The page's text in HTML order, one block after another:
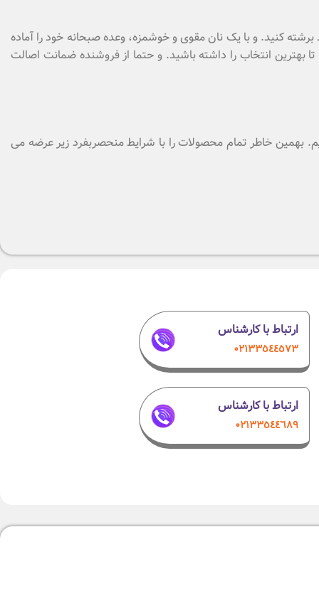
کوتاه و در 8 حالت مختلف به هر میزانی که دوست دارید برشته کنید. و با یک نان مقوی و خوشمزه، وعده صبحانه خود را آماده
بهترین انتخاب را داشته باشید. و حتما از فروشنده ضمانت اصالت
بهمین خاطر تمام محصولات را با شرایط منحصربفرد زیر عرضه می
ارتباط با کارشناس
۰٢١٣٣٥٤٤٥٧٣
ارتباط با کارشناس
۰۲۱٣٣٥٤٤٦٨٩